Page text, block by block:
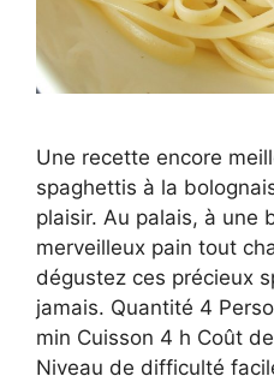
Une recette encore
spaghettis à la
plaisir. Au palais, à une
merveilleux pain tout
dégustez ces précieux
jamais. Quantité 4
min Cuisson 4 h Coût
Niveau de difficulté